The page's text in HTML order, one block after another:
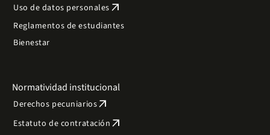
Uso de datos personales arrow_outward
Reglamentos de estudiantes
Bienestar
Normatividad institucional
Derechos pecuniariosarrow_outward
Estatuto de contratación arrow_outward